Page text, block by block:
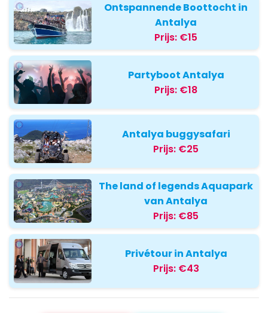
Ontspannende Boottocht in
Antalya
Prijs: €15
Partyboot Antalya
Prijs: €18
Antalya buggysafari
Prijs: €25
The land of legends Aquapark
van Antalya
Prijs: €85
Privétour in Antalya
Prijs: €43